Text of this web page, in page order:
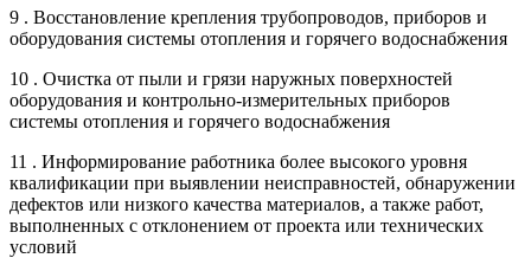
9 . Восстановление крепления трубопроводов, приборов и
оборудования системы отопления и горячего водоснабжения
10 . Очистка от пыли и грязи наружных поверхностей
оборудования и контрольно-измерительных приборов
системы отопления и горячего водоснабжения
11 . Информирование работника более высокого уровня
квалификации при выявлении неисправностей, обнаружении
дефектов или низкого качества материалов, а также работ,
выполненных с отклонением от проекта или технических
условий